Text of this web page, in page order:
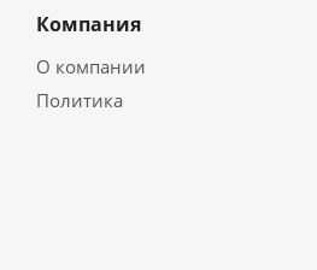
Компания
О компании
Политика